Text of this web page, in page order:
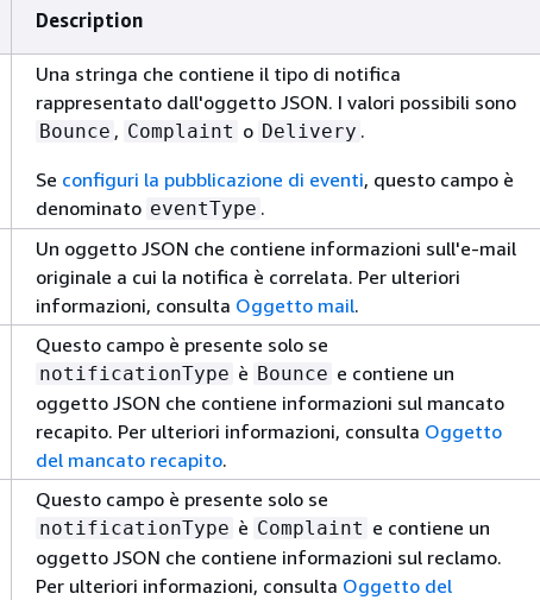
Description
Una stringa che contiene il tipo di notifica
rappresentato dall'oggetto JSON. I valori possibili sono
Bounce , Complaint o Delivery .
Se configuri la pubblicazione di eventi, questo campo è
denominato eventType .
Un oggetto JSON che contiene informazioni sull'e-mail
originale a cui la notifica è correlata. Per ulteriori
informazioni, consulta Oggetto mail.
Questo campo è presente solo se
notificationType è Bounce e contiene un
oggetto JSON che contiene informazioni sul mancato
recapito. Per ulteriori informazioni, consulta Oggetto
del mancato recapito.
Questo campo è presente solo se
notificationType è Complaint e contiene un
oggetto JSON che contiene informazioni sul reclamo.
Per ulteriori informazioni, consulta Oggetto del